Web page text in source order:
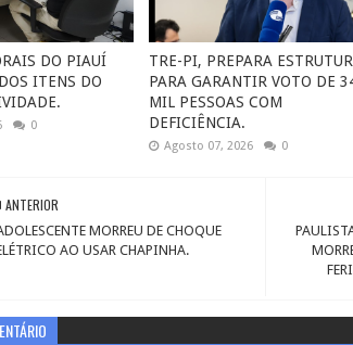
DO PIAUÍ
ITENS DO
0
TRE-PI, PREPARA
PARA GARANTIR VOTO DE
MIL PESSOAS COM
DEFICIÊNCIA.
Agosto 07, 2026 0
ANTERIOR
MORREU DE CHOQUE
AO USAR CHAPINHA.